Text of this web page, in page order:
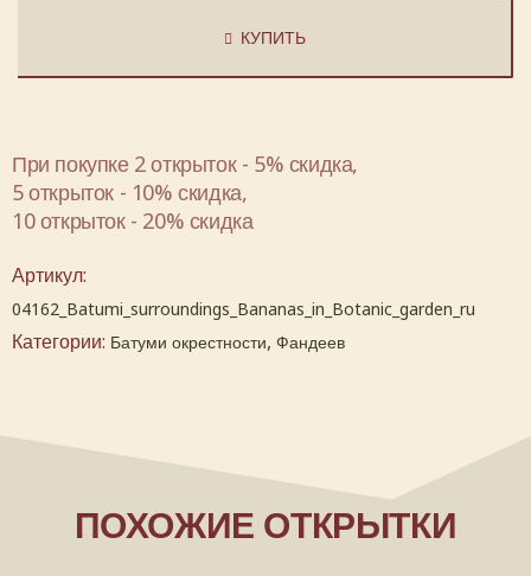
КУПИТЬ
При покупке 2 открыток - 5% скидка,
5 открыток - 10% скидка,
10 открыток - 20% скидка
Артикул:
04162_Batumi_surroundings_Bananas_in_Botanic_garden_ru
Категории: Батуми окрестности, Фандеев
ПОХОЖИЕ ОТКРЫТКИ